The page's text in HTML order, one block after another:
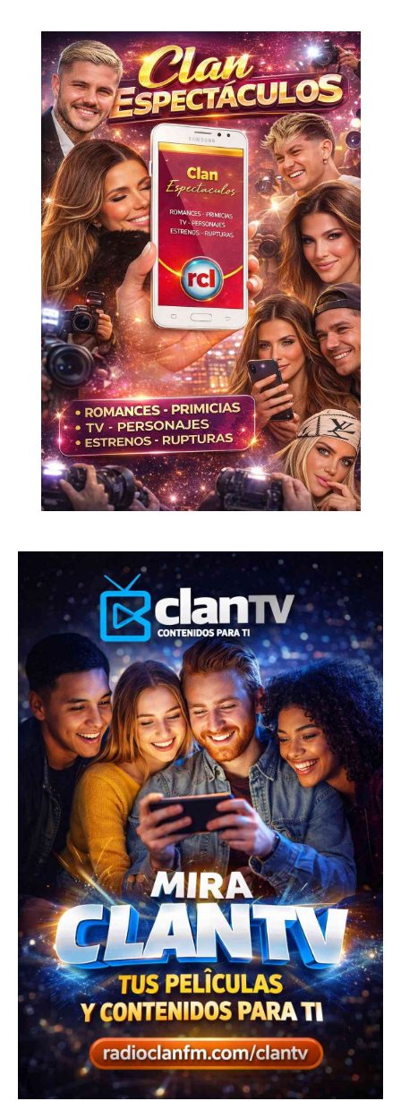
out!
Sing up for our newsletter
to stay in the loop.
SUBSCRIBE